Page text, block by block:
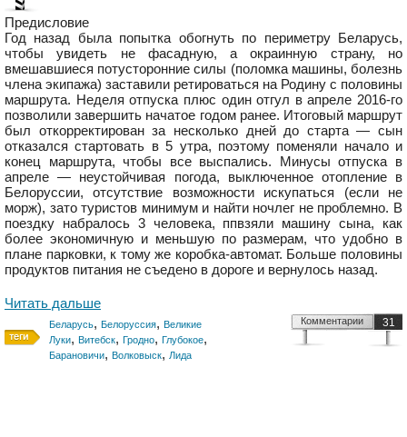
Предисловие
Год назад была попытка обогнуть по периметру Беларусь,
чтобы увидеть не фасадную, а окраинную страну, но
вмешавшиеся потусторонние силы (поломка машины, болезнь
члена экипажа) заставили ретироваться на Родину с половины
маршрута. Неделя отпуска плюс один отгул в апреле 2016-го
позволили завершить начатое годом ранее. Итоговый маршрут
был откорректирован за несколько дней до старта — сын
отказался стартовать в 5 утра, поэтому поменяли начало и
конец маршрута, чтобы все выспались. Минусы отпуска в
апреле — неустойчивая погода, выключенное отопление в
Белоруссии, отсутствие возможности искупаться (если не
морж), зато туристов минимум и найти ночлег не проблемно. В
поездку набралось 3 человека, ппвзяли машину сына, как
более экономичную и меньшую по размерам, что удобно в
плане парковки, к тому же коробка-автомат. Больше половины
продуктов питания не съедено в дороге и вернулось назад.
Читать дальше
Беларусь, Белоруссия, Великие
Луки, Витебск, Гродно, Глубокое,
Барановичи, Волковыск, Лида
31
Комментарии